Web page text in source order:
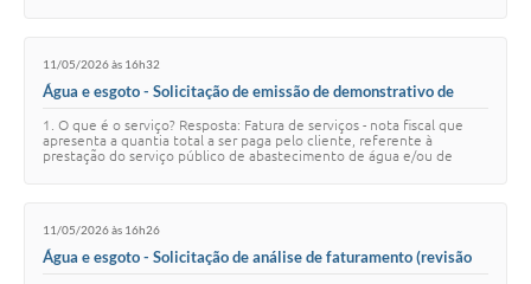
11/05/2026 às 16h32
Água e esgoto - Solicitação de emissão de demonstrativo de
1. O que é o serviço? Resposta: Fatura de serviços - nota fiscal que
apresenta a quantia total a ser paga pelo cliente, referente à
prestação do serviço público de abastecimento de água e/ou de
11/05/2026 às 16h26
Água e esgoto - Solicitação de análise de faturamento (revisão